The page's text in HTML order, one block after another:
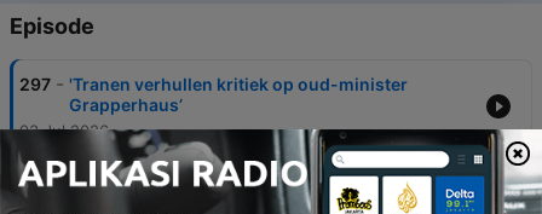
Episode
297 - 'Tranen verhullen kritiek op oud-minister
Grapperhaus’
03 Jul 2026
296 - 'Dit zal Donald Trump nooit van Mark Rutte